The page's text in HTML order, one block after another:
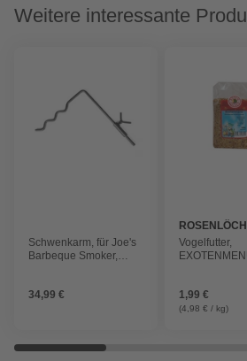
Weitere interessante
Schwenkarm, für Joe's
Barbeque Smoker,
34,99 €
Vogelfutter,
1,99 €
(4,98 € / kg)